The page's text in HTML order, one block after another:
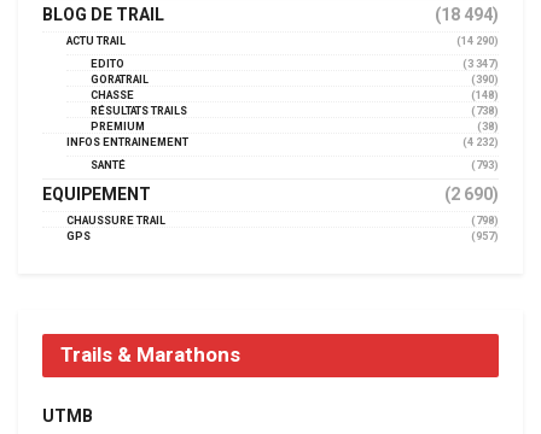
BLOG DE TRAIL (18 494)
ACTU TRAIL
(14 290)
EDITO
(3 347)
GORATRAIL
(390)
CHASSE
(148)
RÉSULTATS TRAILS
(738)
PREMIUM
(38)
INFOS ENTRAINEMENT
(4 232)
SANTÉ
(793)
EQUIPEMENT (2 690)
CHAUSSURE TRAIL
(798)
GPS
(957)
Trails & Marathons
UTMB